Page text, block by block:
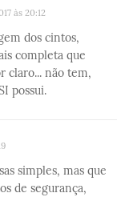
às 20:12
dos cintos,
completa que
claro... não tem,
possui.
simples, mas que
de segurança,